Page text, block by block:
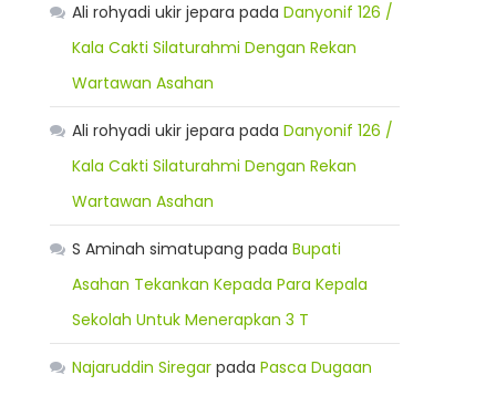
Ali rohyadi ukir jepara padaDanyonif 126 /
Kala Cakti Silaturahmi Dengan Rekan
Wartawan Asahan
Ali rohyadi ukir jepara padaDanyonif 126 /
Kala Cakti Silaturahmi Dengan Rekan
Wartawan Asahan
S Aminah simatupang padaBupati
Asahan Tekankan Kepada Para Kepala
Sekolah Untuk Menerapkan 3 T
Najaruddin Siregar padaPasca Dugaan